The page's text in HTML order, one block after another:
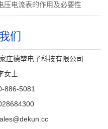
压电流表的作用及必要性
们
庄德堃电子科技有限公司
女士
886-5081